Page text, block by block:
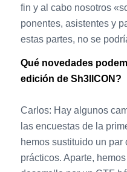
fin y al cabo nosotros
ponentes, asistentes y
estas partes, no se
Qué novedades
edición de Sh3llCON?
Carlos: Hay algunos
las encuestas de la
hemos sustituido un
prácticos. Aparte,